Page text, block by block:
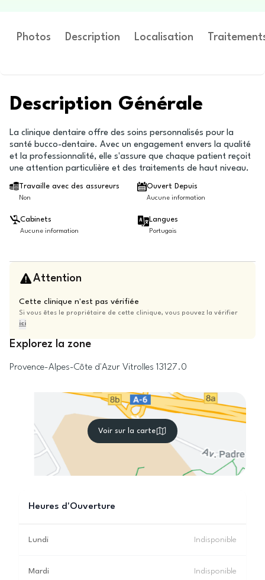
Photos Description Localisation
Description Générale
La clinique dentaire offre des soins personnalisés pour la
santé bucco-dentaire. Avec un engagement envers la qualité
et la professionnalité, elle s'assure que chaque patient reçoit
une attention particulière et des traitements de haut niveau.
Travaille avec des assureurs
Non
Ouvert Depuis
Aucune information
Cabinets
Aucune information
Langues
Portugais
Attention
Cette clinique n'est pas vérifiée
Si vous êtes le propriétaire de cette clinique, vous pouvez la vérifier
ici
Explorez la zone
Provence-Alpes-Côte d'Azur Vitrolles 13127.0
Voir sur la carte
Heures d'Ouverture
Lundi Indisponible
Mardi Indisponible